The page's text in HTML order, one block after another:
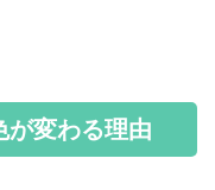
が変わる理由